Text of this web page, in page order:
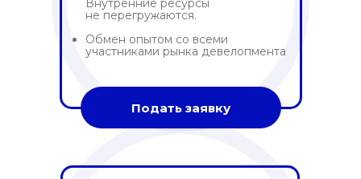
Подать заявку
Внутренние ресурсы
не перегружаются.
Обмен опытом со всеми
участниками рынка девелопмента